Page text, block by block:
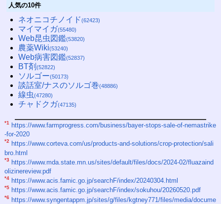
人気の10件
ネオニコチノイド(62423)
マイマイガ(55480)
Web昆虫図鑑(53820)
農薬Wiki(53240)
Web病害図鑑(52837)
BT剤 (52822)
ソルゴー(50173)
談話室/ナスのソルゴ巻(48886)
線虫(47280)
チャドクガ(47135)
*1
https://www.farmprogress.com/business/bayer-stops-sale-of-nemastrike
-for-2020
*2
https://www.corteva.com/us/products-and-solutions/crop-protection/sali
bro.html
*3 https://www.mda.state.mn.us/sites/default/files/docs/2024-02/fluazaind
olizinereview.pdf
*4 https://www.acis.famic.go.jp/searchF/index/20240304.html
*5 https://www.acis.famic.go.jp/searchF/index/sokuhou/20260520.pdf
*6 https://www.syngentappm.jp/sites/g/files/kgtney771/files/media/docume